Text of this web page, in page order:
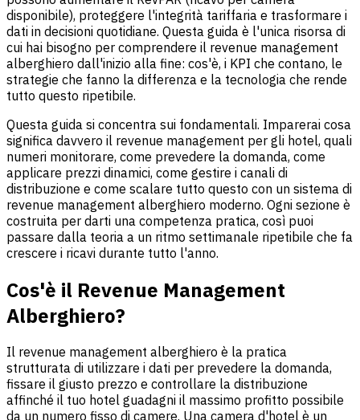
disponibile), proteggere l'integrità tariffaria e trasformare i
dati in decisioni quotidiane. Questa guida è l'unica risorsa di
cui hai bisogno per comprendere il revenue management
alberghiero dall'inizio alla fine: cos'è, i KPI che contano, le
strategie che fanno la differenza e la tecnologia che rende
tutto questo ripetibile.
Questa guida si concentra sui fondamentali. Imparerai cosa
significa davvero il revenue management per gli hotel, quali
numeri monitorare, come prevedere la domanda, come
applicare prezzi dinamici, come gestire i canali di
distribuzione e come scalare tutto questo con un sistema di
revenue management alberghiero moderno. Ogni sezione è
costruita per darti una competenza pratica, così puoi
passare dalla teoria a un ritmo settimanale ripetibile che fa
crescere i ricavi durante tutto l'anno.
Cos'è il Revenue Management
Alberghiero?
Il revenue management alberghiero è la pratica
strutturata di utilizzare i dati per prevedere la domanda,
fissare il giusto prezzo e controllare la distribuzione
affinché il tuo hotel guadagni il massimo profitto possibile
da un numero fisso di camere. Una camera d'hotel è un